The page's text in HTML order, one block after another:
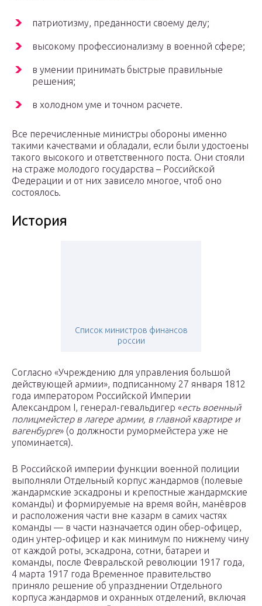
патриотизму, преданности своему делу;
высокому профессионализму в военной сфере;
в умении принимать быстрые правильные
решения;
в холодном уме и точном расчете.
Все перечисленные министры обороны именно
такими качествами и обладали, если были удостоены
такого высокого и ответственного поста. Они стояли
на страже молодого государства – Российской
Федерации и от них зависело многое, чтоб оно
состоялось.
История
Список министров финансов
россии
Согласно «Учреждению для управления большой
действующей армии», подписанному 27 января 1812
года императором Российской Империи
Александром I, генерал-гевальдигер «есть военный
полицмейстер в лагере армии, в главной квартире и
вагенбурге» (о должности румормейстера уже не
упоминается).
В Российской империи функции военной полиции
выполняли Отдельный корпус жандармов (полевые
жандармские эскадроны и крепостные жандармские
команды) и формируемые на время войн, манёвров
и расположения части вне казарм в самих частях
команды — в части назначается один обер-офицер,
один унтер-офицер и как минимум по нижнему чину
от каждой роты, эскадрона, сотни, батареи и
команды, после Февральской революции 1917 года,
4 марта 1917 года Временное правительство
приняло решение об упразднении Отдельного
корпуса жандармов и охранных отделений, включая